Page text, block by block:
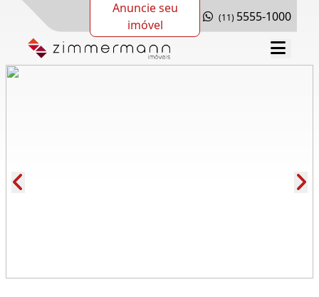
Anuncie seu
imóvel
(11) 5555-1000